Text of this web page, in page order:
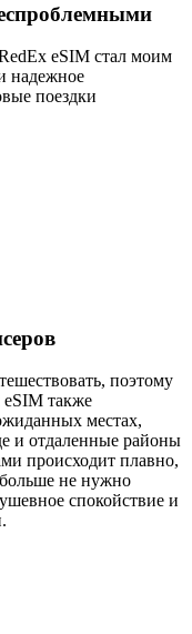
eSIM стал моим
надежное
поездки
поэтому
eSIM также
местах,
и отдаленные районы
происходит плавно,
не нужно
спокойствие и